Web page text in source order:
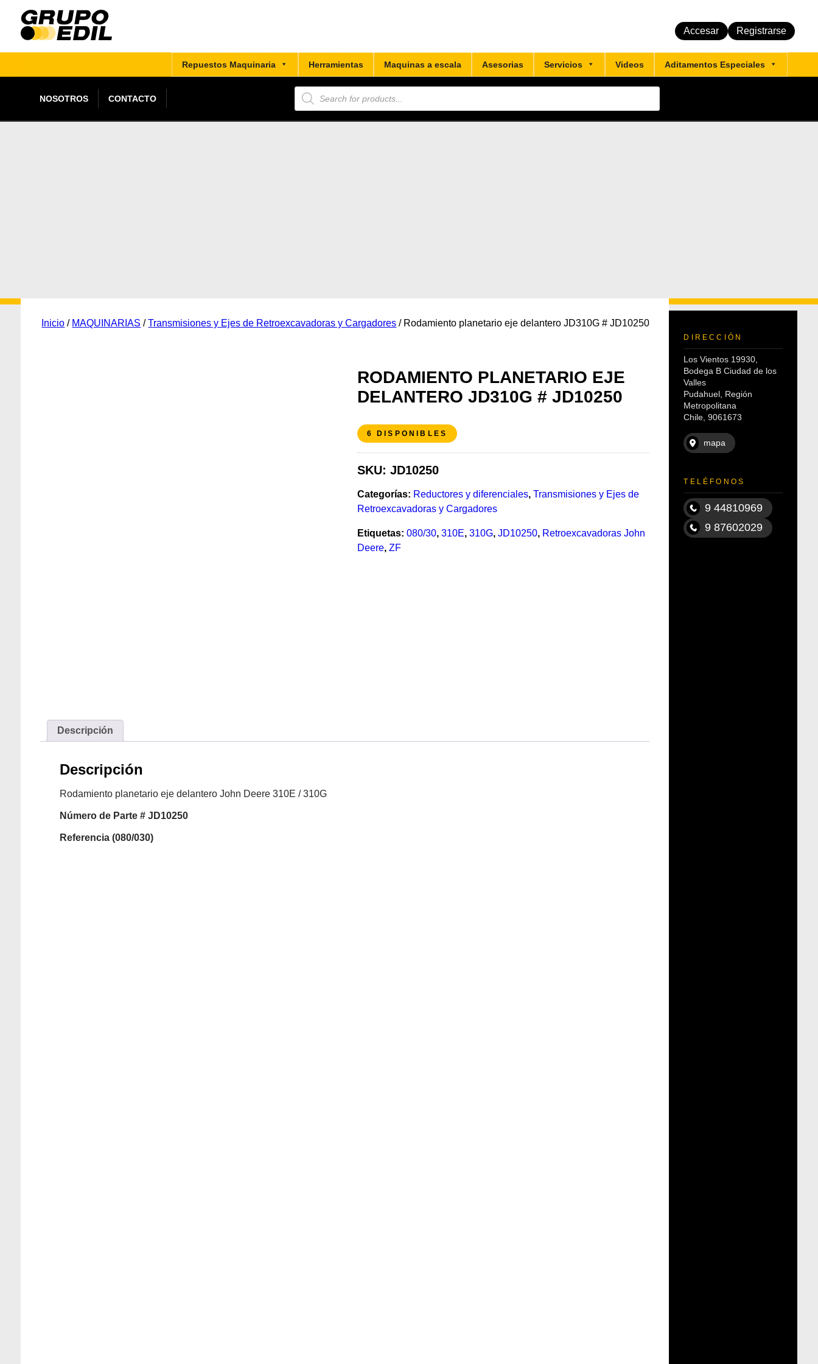
Accesar Registrarse
Repuestos Maquinaria Herramientas Maquinas a escala Asesorias Servicios Videos Aditamentos Especiales
NOSOTROS CONTACTO
Búsqueda
de
productos
Inicio / MAQUINARIAS /Transmisiones y Ejes de Retroexcavadoras y Cargadores / Rodamiento planetario eje delantero JD310G # JD10250
RODAMIENTO PLANETARIO EJE
DELANTERO JD310G # JD10250
6 DISPONIBLES
SKU: JD10250
Categorías: Reductores y diferenciales, Transmisiones y Ejes de
Retroexcavadoras y Cargadores
Etiquetas: 080/30, 310E, 310G, JD10250, Retroexcavadoras John
Deere, ZF
Descripción
Descripción
Rodamiento planetario eje delantero John Deere 310E / 310G
Númerode Parte # JD10250
Referencia (080/030)
DIRECCIÓN
Los Vientos 19930,
Bodega B Ciudad de los
Valles
Pudahuel, Región
Metropolitana
Chile, 9061673
mapa
TELÉFONOS
9 44810969
9 87602029